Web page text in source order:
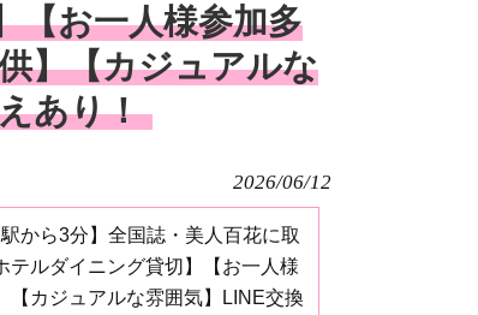
【お一人様参加多
】【カジュアルな
あり！
2026/06/12
から3分】全国誌・美人百花に取
ルダイニング貸切】【お一人様
【カジュアルな雰囲気】LINE交換